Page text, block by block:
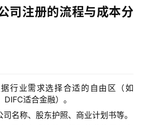
司注册的流程与成本分
据行业需求选择合适的自由区（如
适合金融）。
司名称、股东护照、商业计划书等。